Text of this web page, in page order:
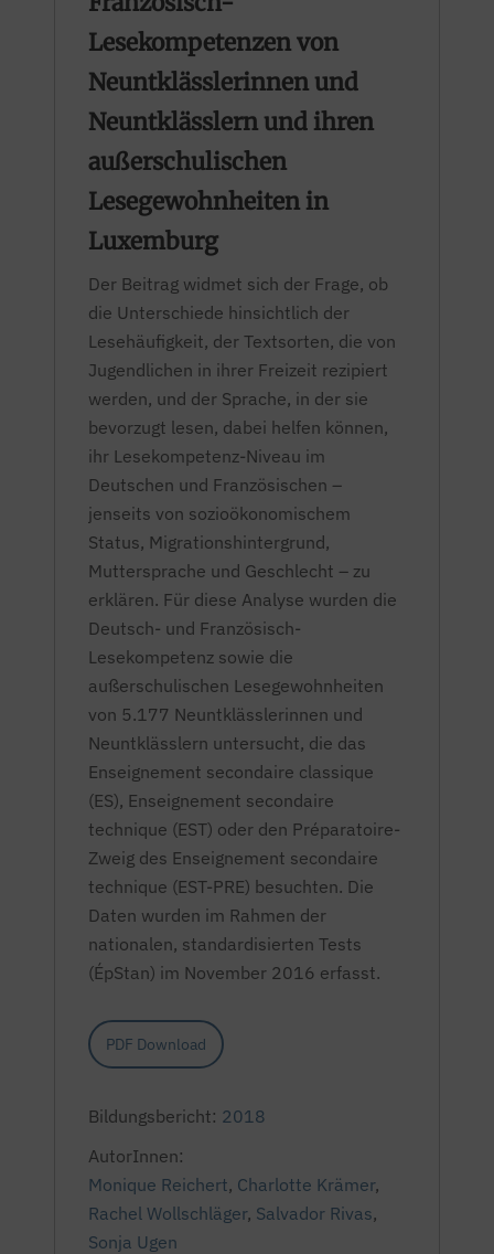
Lesekompetenzen von
Neuntklässlerinnen und
Neuntklässlern und ihren
außerschulischen
Lesegewohnheiten in
Luxemburg
Der Beitrag widmet sich der Frage, ob
die Unterschiede hinsichtlich der
Lesehäufigkeit, der Textsorten, die von
Jugendlichen in ihrer Freizeit rezipiert
werden, und der Sprache, in der sie
bevorzugt lesen, dabei helfen können,
ihr Lesekompetenz-Niveau im
Deutschen und Französischen –
jenseits von sozioökonomischem
Status, Migrationshintergrund,
Muttersprache und Geschlecht – zu
erklären. Für diese Analyse wurden die
Deutsch- und Französisch-
Lesekompetenz sowie die
außerschulischen Lesegewohnheiten
von 5.177 Neuntklässlerinnen und
Neuntklässlern untersucht, die das
Enseignement secondaire classique
(ES), Enseignement secondaire
technique (EST) oder den Préparatoire-
Zweig des Enseignement secondaire
technique (EST-PRE) besuchten. Die
Daten wurden im Rahmen der
nationalen, standardisierten Tests
(ÉpStan) im November 2016 erfasst.
PDF Download
Bildungsbericht: 2018
AutorInnen:
Monique Reichert, Charlotte Krämer,
Rachel Wollschläger, Salvador Rivas,
Sonja Ugen